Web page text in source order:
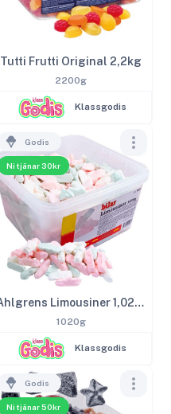
Tutti Frutti Original 2,2kg
2200g
Klassgodis
Ni tjänar 30kr
Godis
Ahlgrens Limousiner 1,02kg
1020g
Klassgodis
Ni tjänar 50kr
Godis